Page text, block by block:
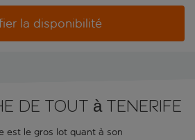
la disponibilité
de tout à Tenerife
est le gros lot quant à son